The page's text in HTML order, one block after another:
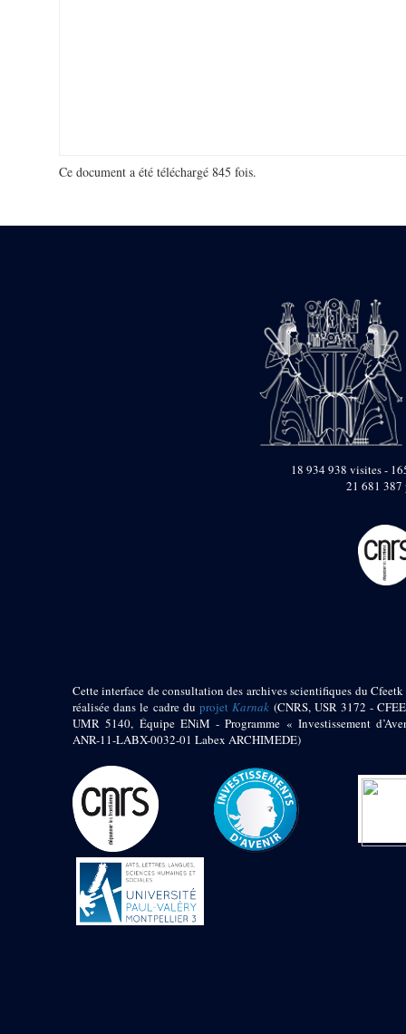
Ce document a été téléchargé 845 fois.
18 934 938 visites -
21 681 387
Cette interface de consultation des archives scientifiques du Cfeetk
réalisée dans le cadre duprojet Karnak (CNRS, USR 3172 -
UMR 5140, Équipe ENiM - Programme « Investissement
ANR-11-LABX-0032-01 Labex ARCHIMEDE)